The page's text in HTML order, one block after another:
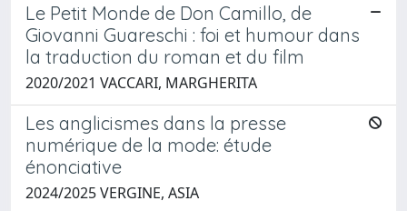
Le Petit Monde de Don Camillo, de
Giovanni Guareschi : foi et humour dans
la traduction du roman et du film
2020/2021 VACCARI, MARGHERITA
Les anglicismes dans la presse
numérique de la mode: étude
énonciative
2024/2025 VERGINE, ASIA